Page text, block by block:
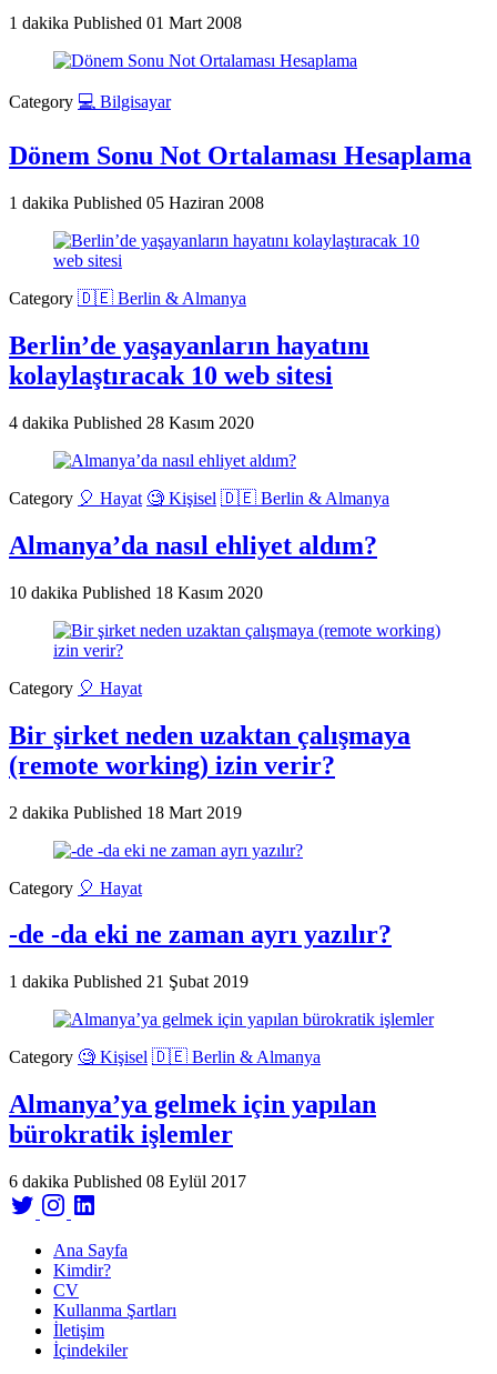
1 dakika Published 01 Mart 2008
Category 💻 Bilgisayar
Dönem Sonu Not Ortalaması Hesaplama
1 dakika Published 05 Haziran 2008
Category 🇩🇪 Berlin & Almanya
Berlin’de yaşayanların hayatını
kolaylaştıracak 10 web sitesi
4 dakika Published 28 Kasım 2020
Category 🎈 Hayat 🧐 Kişisel 🇩🇪 Berlin & Almanya
Almanya’da nasıl ehliyet aldım?
10 dakika Published 18 Kasım 2020
Category 🎈 Hayat
Bir şirket neden uzaktan çalışmaya
(remote working) izin verir?
2 dakika Published 18 Mart 2019
Category 🎈 Hayat
-de -da eki ne zaman ayrı yazılır?
1 dakika Published 21 Şubat 2019
Category 🧐 Kişisel 🇩🇪 Berlin & Almanya
Almanya’ya gelmek için yapılan
bürokratik işlemler
6 dakika Published 08 Eylül 2017
Ana Sayfa
Kimdir?
CV
Kullanma Şartları
İletişim
İçindekiler